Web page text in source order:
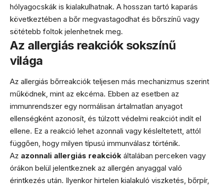
hólyagocskák is kialakulhatnak. A hosszan tartó kaparás
következtében a bőr megvastagodhat és bőrszínű vagy
sötétebb foltok jelenhetnek meg.
Az allergiás reakciók sokszínű
világa
Az allergiás bőrreakciók teljesen más mechanizmus szerint
működnek, mint az ekcéma. Ebben az esetben az
immunrendszer egy normálisan ártalmatlan anyagot
ellenségként azonosít, és túlzott védelmi reakciót indít el
ellene. Ez a reakció lehet azonnali vagy késleltetett, attól
függően, hogy milyen típusú immunválasz történik.
Az azonnali allergiás reakciók általában perceken vagy
órákon belül jelentkeznek az allergén anyaggal való
érintkezés után. Ilyenkor hirtelen kialakuló viszketés, bőrpír,